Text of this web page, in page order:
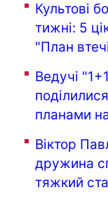
Культові
тижні: 5
"План
Ведучі
планами
Віктор
дружина
тяжкий